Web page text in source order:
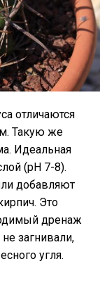
отличаются
Такую же
Идеальная
(pH 7-8).
добавляют
Это
дренаж
загнивали,
угля.